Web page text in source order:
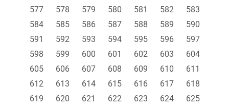
577
578 579 580 581 582
583
584
585 586 587 588 589
590
591
592 593 594 595 596
597
598
599 600 601 602 603
604
605
606 607 608 609 610
611
612
613 614 615 616 617
618
619
620 621 622 623 624
625